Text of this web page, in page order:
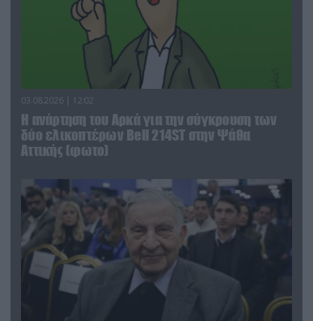
03.08.2026 | 12:02
Η ανάρτηση του Αρκά για την σύγκρουση των
δύο ελικοπτέρων Bell 214ST στην Ψάθα
Αττικής (φωτο)